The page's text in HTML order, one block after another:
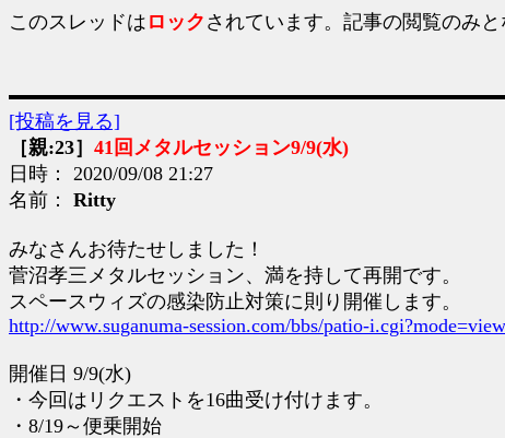
このスレッドは ロック されています。記事の閲覧のみと
[投稿を見る]
［親:23］ 41回メタルセッション9/9(水)
日時： 2020/09/08 21:27
名前： Ritty
みなさんお待たせしました！
菅沼孝三メタルセッション、満を持して再開です。
スペースウィズの感染防止対策に則り開催します。
http://www.suganuma-session.com/bbs/patio-
開催日 9/9(水)
・今回はリクエストを16曲受け付けます。
・8/19～便乗開始